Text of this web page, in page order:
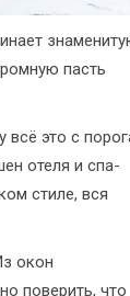
пасть
всё это с
отеля и спа-
стиле, вся
окон
поверить, что